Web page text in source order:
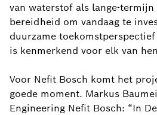
van waterstof als lange-
bereidheid om vandaag te
duurzame
is kenmerkend voor elk van
Voor Nefit Bosch komt het
goede moment. Markus
Engineering Nefit Bosch: “In